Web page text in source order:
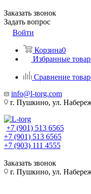
Заказать звонок
Задать вопрос
Войти
Корзина0
Избранные
Сравнение
info@l-torg.com
г. Пушкино, ул.
+7 (901) 513 6565
+7 (901) 513 6565
+7 (903) 111 4555
Заказать звонок
г. Пушкино, ул.